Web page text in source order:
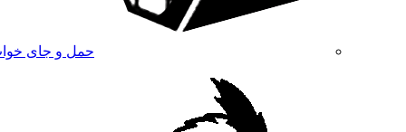
حمل و جای